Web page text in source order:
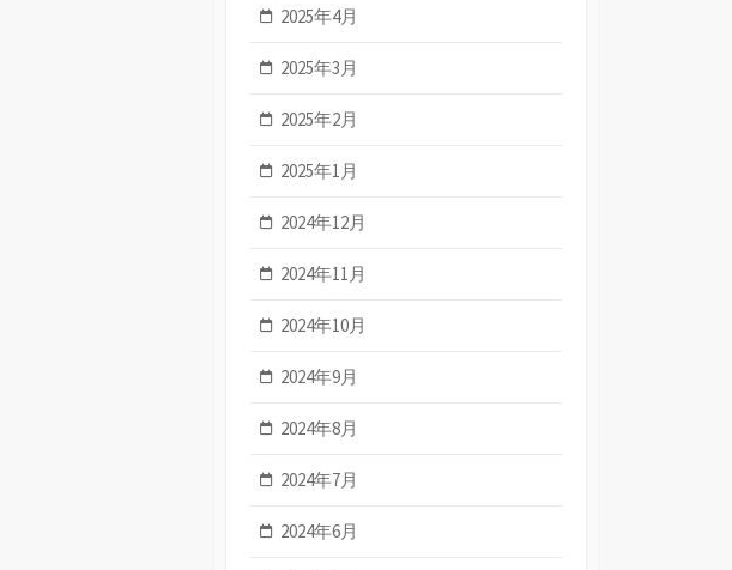
2025年4月
2025年3月
2025年2月
2025年1月
2024年12月
2024年11月
2024年10月
2024年9月
2024年8月
2024年7月
2024年6月